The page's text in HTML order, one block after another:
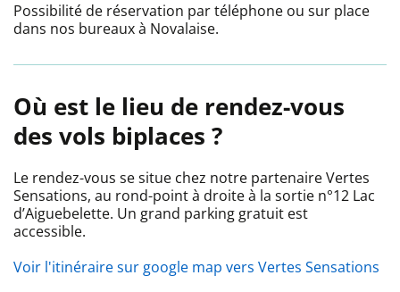
Possibilité de réservation par téléphone ou sur place
dans nos bureaux à Novalaise.
Où est le lieu de rendez-vous
des vols biplaces ?
Le rendez-vous se situe chez notre partenaire Vertes
Sensations, au rond-point à droite à la sortie n°12 Lac
d’Aiguebelette. Un grand parking gratuit est
accessible.
Voir l'itinéraire sur google map vers Vertes Sensations